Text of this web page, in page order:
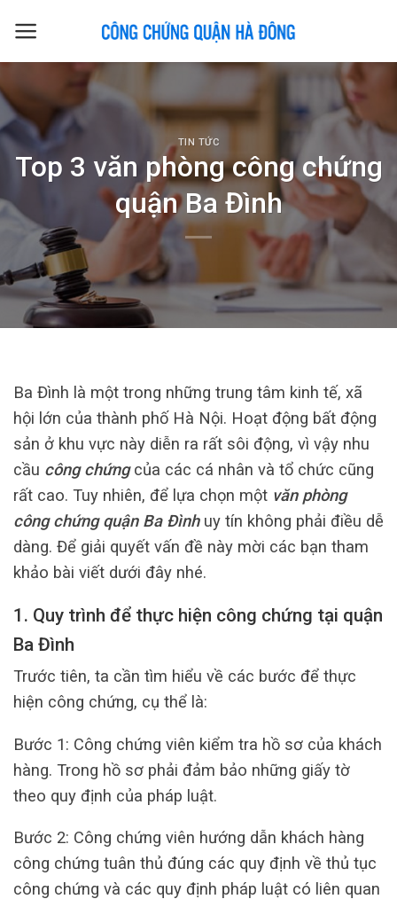
TIN TỨC
Top 3 văn phòng công chứng
quận Ba Đình
Ba Đình là một trong những trung tâm kinh tế, xã
hội lớn của thành phố Hà Nội. Hoạt động bất động
sản ở khu vực này diễn ra rất sôi động, vì vậy nhu
cầu công chứngcủa các cá nhân và tổ chức cũng
rất cao. Tuy nhiên, để lựa chọn một văn phòng
công chứng quận Ba Đìnhuy tín không phải điều dễ
dàng. Để giải quyết vấn đề này mời các bạn tham
khảo bài viết dưới đây nhé.
1. Quy trình để thực hiện công chứng tại quận
Ba Đình
Trước tiên, ta cần tìm hiểu về các bước để thực
hiện công chứng, cụ thể là:
Bước 1: Công chứng viên kiểm tra hồ sơ của khách
hàng. Trong hồ sơ phải đảm bảo những giấy tờ
theo quy định của pháp luật.
Bước 2: Công chứng viên hướng dẫn khách hàng
công chứng tuân thủ đúng các quy định về thủ tục
công chứng và các quy định pháp luật có liên quan